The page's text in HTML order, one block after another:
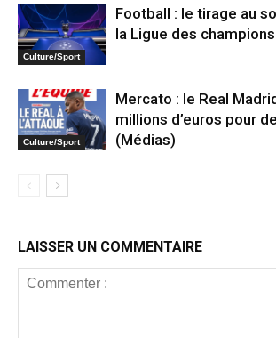
Culture/Sport
Football : le tirage au
la Ligue des
Culture/Sport
Mercato : le Real
millions d’euros pour
(Médias)
LAISSER UN COMMENTAIRE